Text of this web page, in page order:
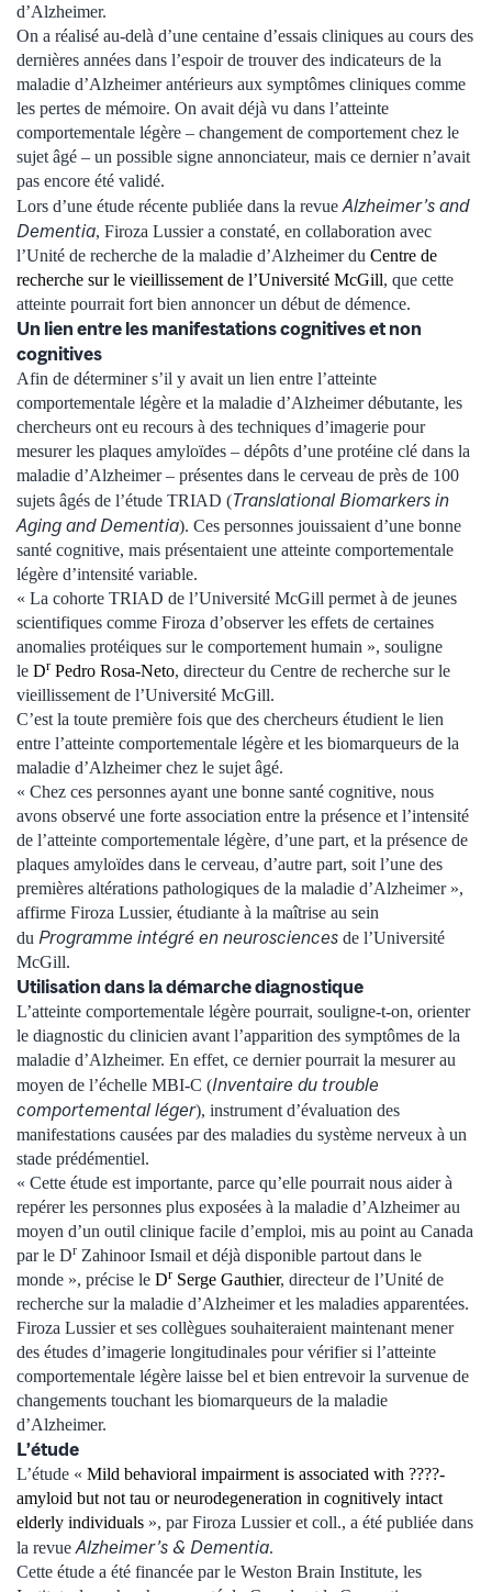
d’Alzheimer.
On a réalisé au-delà d’une centaine d’essais cliniques au cours des
dernières années dans l’espoir de trouver des indicateurs de la
maladie d’Alzheimer antérieurs aux symptômes cliniques comme
les pertes de mémoire. On avait déjà vu dans l’atteinte
comportementale légère – changement de comportement chez le
sujet âgé – un possible signe annonciateur, mais ce dernier n’avait
pas encore été validé.
Lors d’une étude récente publiée dans la revue Alzheimer’s and
Dementia, Firoza Lussier a constaté, en collaboration avec
l’Unité de recherche de la maladie d’Alzheimer du Centre de
recherche sur le vieillissement de l’Université McGill, que cette
atteinte pourrait fort bien annoncer un début de démence.
Un lien entre les manifestations cognitives et non
cognitives
Afin de déterminer s’il y avait un lien entre l’atteinte
comportementale légère et la maladie d’Alzheimer débutante, les
chercheurs ont eu recours à des techniques d’imagerie pour
mesurer les plaques amyloïdes – dépôts d’une protéine clé dans la
maladie d’Alzheimer – présentes dans le cerveau de près de 100
sujets âgés de l’étude TRIAD (Translational Biomarkers in
Aging and Dementia). Ces personnes jouissaient d’une bonne
santé cognitive, mais présentaient une atteinte comportementale
légère d’intensité variable.
« La cohorte TRIAD de l’Université McGill permet à de jeunes
scientifiques comme Firoza d’observer les effets de certaines
anomalies protéiques sur le comportement humain », souligne
le Dr Pedro Rosa-Neto, directeur du Centre de recherche sur le
vieillissement de l’Université McGill.
C’est la toute première fois que des chercheurs étudient le lien
entre l’atteinte comportementale légère et les biomarqueurs de la
maladie d’Alzheimer chez le sujet âgé.
« Chez ces personnes ayant une bonne santé cognitive, nous
avons observé une forte association entre la présence et l’intensité
de l’atteinte comportementale légère, d’une part, et la présence de
plaques amyloïdes dans le cerveau, d’autre part, soit l’une des
premières altérations pathologiques de la maladie d’Alzheimer »,
affirme Firoza Lussier, étudiante à la maîtrise au sein
du Programme intégré en neurosciences de l’Université
McGill.
Utilisation dans la démarche diagnostique
L’atteinte comportementale légère pourrait, souligne-t-on, orienter
le diagnostic du clinicien avant l’apparition des symptômes de la
maladie d’Alzheimer. En effet, ce dernier pourrait la mesurer au
moyen de l’échelle MBI-C (Inventaire du trouble
comportemental léger), instrument d’évaluation des
manifestations causées par des maladies du système nerveux à un
stade prédémentiel.
« Cette étude est importante, parce qu’elle pourrait nous aider à
repérer les personnes plus exposées à la maladie d’Alzheimer au
moyen d’un outil clinique facile d’emploi, mis au point au Canada
par le Dr Zahinoor Ismail et déjà disponible partout dans le
monde », précise le Dr Serge Gauthier, directeur de l’Unité de
recherche sur la maladie d’Alzheimer et les maladies apparentées.
Firoza Lussier et ses collègues souhaiteraient maintenant mener
des études d’imagerie longitudinales pour vérifier si l’atteinte
comportementale légère laisse bel et bien entrevoir la survenue de
changements touchant les biomarqueurs de la maladie
d’Alzheimer.
L’étude
L’étude « Mild behavioral impairment is associated with ????-
amyloid but not tau or neurodegeneration in cognitively intact
elderly individuals », par Firoza Lussier et coll., a été publiée dans
la revue Alzheimer’s & Dementia.
Cette étude a été financée par le Weston Brain Institute, les